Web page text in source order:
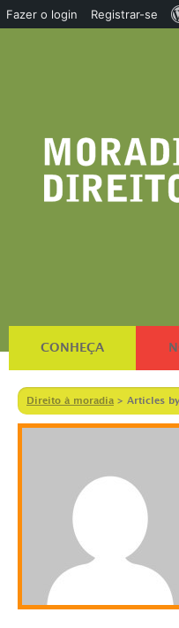
CONHEÇA
Direito à moradia > Articles
Fazer o login Registrar-se